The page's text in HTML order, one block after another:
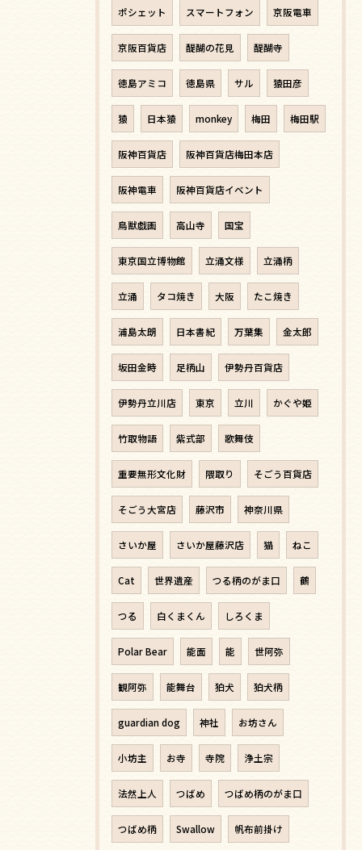
ポシェット スマートフォン 京阪電車
京阪百貨店 醍醐の花見 醍醐寺
徳島アミコ 徳島県 サル 猿田彦
猿 日本猿 monkey 梅田 梅田駅
阪神百貨店 阪神百貨店梅田本店
阪神電車 阪神百貨店イベント
鳥獣戯画 高山寺 国宝
東京国立博物館 立涌文様 立涌柄
立涌 タコ焼き 大阪 たこ焼き
浦島太朗 日本書紀 万葉集 金太郎
坂田金時 足柄山 伊勢丹百貨店
伊勢丹立川店 東京 立川 かぐや姫
竹取物語 紫式部 歌舞伎
重要無形文化財 隈取り そごう百貨店
そごう大宮店 藤沢市 神奈川県
さいか屋 さいか屋藤沢店 猫 ねこ
Cat 世界遺産 つる柄のがま口 鶴
つる 白くまくん しろくま
Polar Bear 能面 能 世阿弥
観阿弥 能舞台 狛犬 狛犬柄
guardian dog 神社 お坊さん
小坊主 お寺 寺院 浄土宗
法然上人 つばめ つばめ柄のがま口
つばめ柄 Swallow 帆布前掛け